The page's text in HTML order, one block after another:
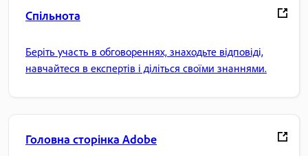
Спільнота
Беріть участь в обговореннях, знаходьте відповіді,
навчайтеся в експертів і діліться своїми знаннями.
Головна сторінка Adobe